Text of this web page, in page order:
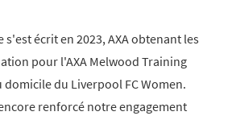
écrit en 2023, AXA obtenant les
pour l'AXA Melwood Training
domicile du Liverpool FC Women.
renforcé notre engagement